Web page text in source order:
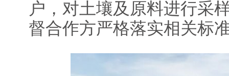
户，对土壤及原料进行采
督合作方严格落实相关标